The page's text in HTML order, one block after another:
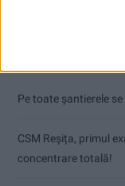
Pe toate șantierele
CSM Reșița, primul
concentrare totală!